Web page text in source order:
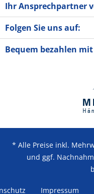
Ihr Ansprechpartner
Folgen Sie uns auf:
Bequem bezahlen mit
* Alle Preise inkl.
und ggf.
Impressum